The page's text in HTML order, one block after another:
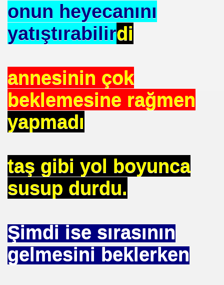
onun heyecanını
yatıştırabilirdi
annesinin çok
beklemesine rağmen
yapmadı
taş gibi yol boyunca
susup durdu.
Şimdi ise sırasının
gelmesini beklerken
Yola Çıkan Islamcılar Şimdi Yokolışlarının Hikayesini
Makinası
MÜSLÜMAN KAZANIR